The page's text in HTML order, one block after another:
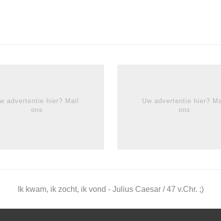
advertentie hier? Mail
ons
Uw advertentie hier?
ons
Ik kwam, ik zocht, ik vond - Julius Caesar / 47 v.Chr. ;)